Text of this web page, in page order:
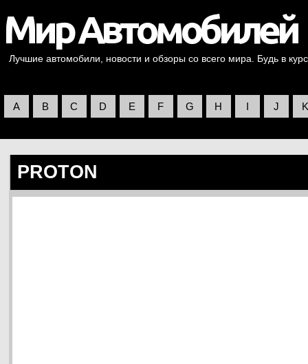
Лучшие автомобили, новости и обзоры со всего мира. Будь в
A B C D E F G H I J K
PROTON